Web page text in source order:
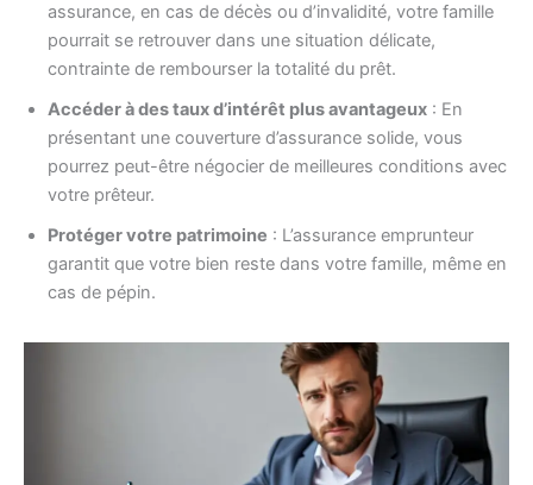
assurance, en cas de décès ou d’invalidité, votre famille
pourrait se retrouver dans une situation délicate,
contrainte de rembourser la totalité du prêt.
Accéder à des taux d’intérêt plus avantageux : En
présentant une couverture d’assurance solide, vous
pourrez peut-être négocier de meilleures conditions avec
votre prêteur.
Protéger votre patrimoine : L’assurance emprunteur
garantit que votre bien reste dans votre famille, même en
cas de pépin.